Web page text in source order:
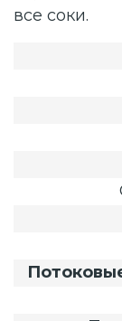
все соки.